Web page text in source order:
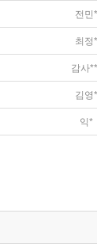
전민*
최정*
감사
김영*
익*